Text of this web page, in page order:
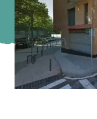
Murcia
Gijón
Córdoba